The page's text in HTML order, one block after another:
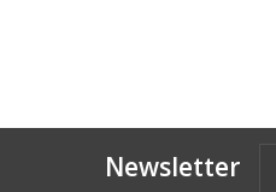
Newsletter